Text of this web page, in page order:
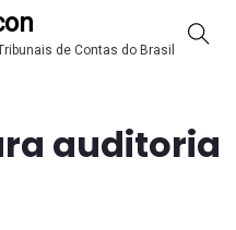
de Contas do Brasil
auditoria